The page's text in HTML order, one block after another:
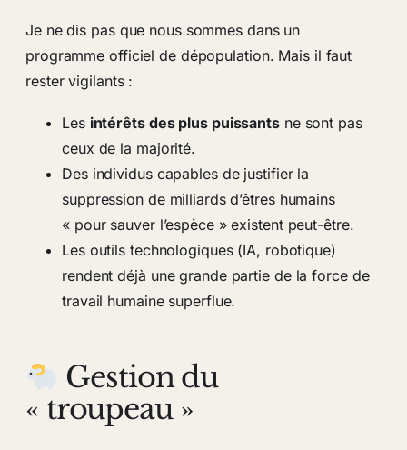
Je ne dis pas que nous sommes dans un
programme officiel de dépopulation. Mais il faut
rester vigilants :
Les intérêts des plus puissantsne sont pas
ceux de la majorité.
Des individus capables de justifier la
suppression de milliards d’êtres humains
« pour sauver l’espèce » existent peut-être.
Les outils technologiques (IA, robotique)
rendent déjà une grande partie de la force de
travail humaine superflue.
Gestion du
« troupeau »